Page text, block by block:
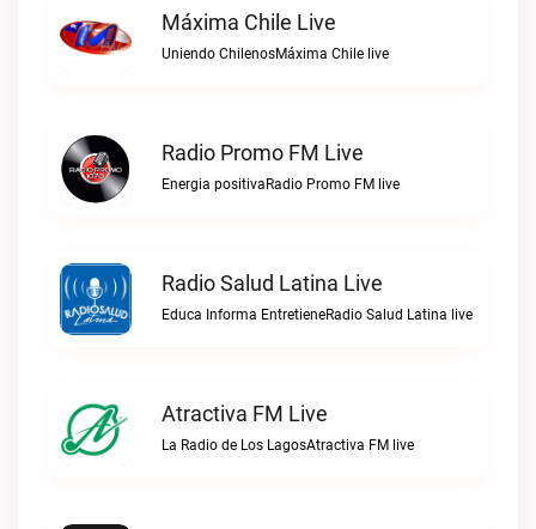
Máxima Chile Live
Uniendo ChilenosMáxima Chile live
Radio Promo FM Live
Energia positivaRadio Promo FM live
Radio Salud Latina Live
Educa Informa EntretieneRadio Salud Latina live
Atractiva FM Live
La Radio de Los LagosAtractiva FM live